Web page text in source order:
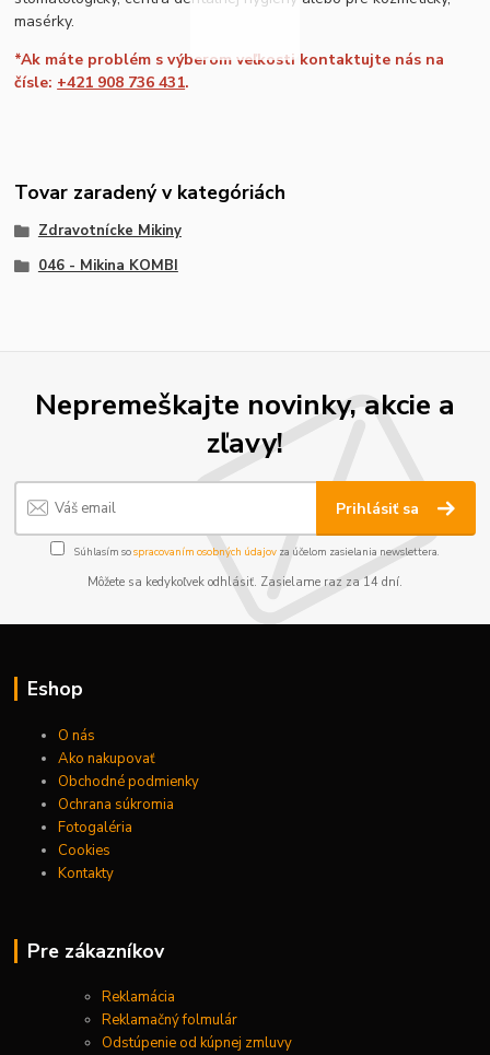
masérky.
*Ak máte problém s výberom veľkosti kontaktujte nás na
čísle: +421 908 736 431.
Tovar zaradený v kategóriách
Zdravotnícke Mikiny
046 - Mikina KOMBI
Nepremeškajte novinky, akcie a
zľavy!
Prihlásiť sa
Súhlasím sospracovaním osobných údajov za účelom zasielania newslettera.
Môžete sa kedykoľvek odhlásiť. Zasielame raz za 14 dní.
Eshop
O nás
Ako nakupovať
Obchodné podmienky
Ochrana súkromia
Fotogaléria
Cookies
Kontakty
Pre zákazníkov
Reklamácia
Reklamačný folmulár
Odstúpenie od kúpnej zmluvy